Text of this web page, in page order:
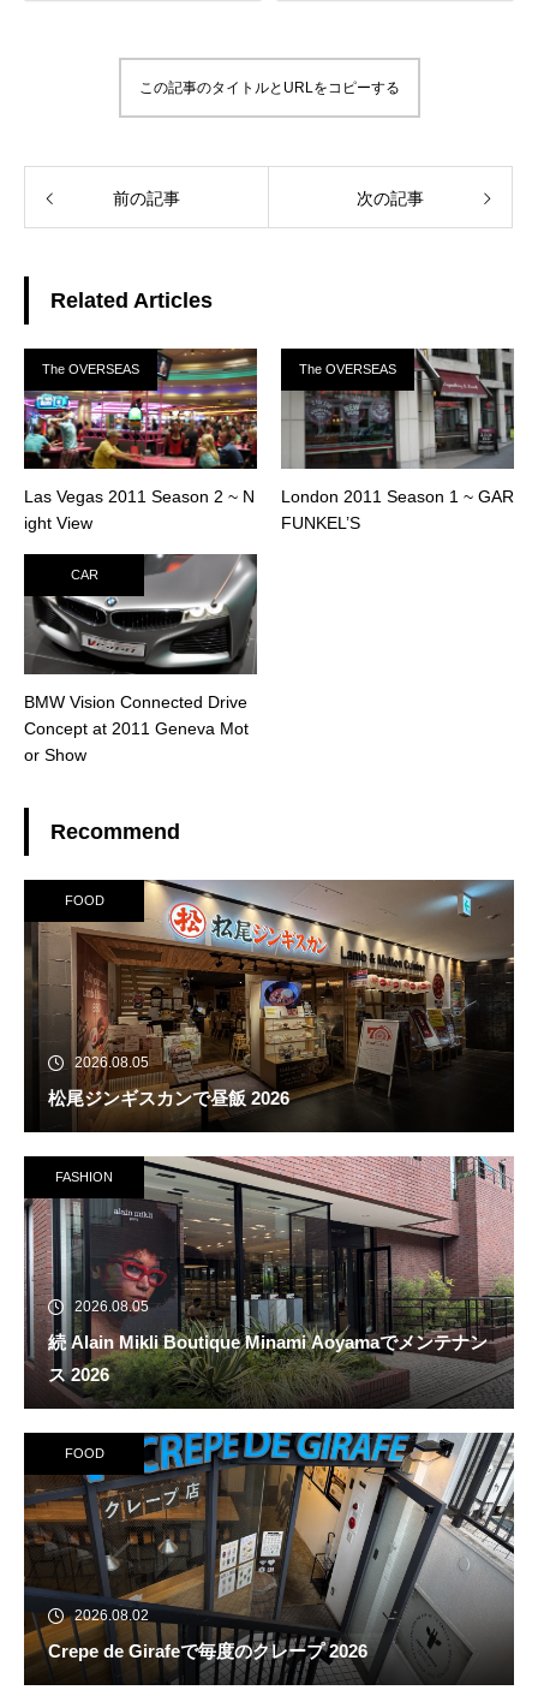
この記事のタイトルとURLをコピーする
前の記事 次の記事
Related Articles
The OVERSEAS
Las Vegas 2011 Season 2 ~ N
ight View
The OVERSEAS
London 2011 Season 1 ~ GAR
FUNKEL’S
CAR
BMW Vision Connected Drive
Concept at 2011 Geneva Mot
or Show
Recommend
FOOD
2026.08.05
松尾ジンギスカンで昼飯 2026
FASHION
2026.08.05
続 Alain Mikli Boutique Minami Aoyamaでメンテナン
ス 2026
FOOD
2026.08.02
Crepe de Girafeで毎度のクレープ 2026